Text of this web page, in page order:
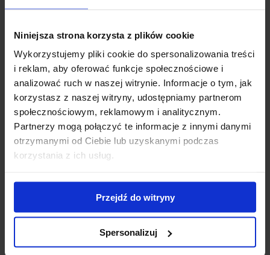
Niniejsza strona korzysta z plików cookie
Wykorzystujemy pliki cookie do spersonalizowania treści
i reklam, aby oferować funkcje społecznościowe i
analizować ruch w naszej witrynie. Informacje o tym, jak
korzystasz z naszej witryny, udostępniamy partnerom
społecznościowym, reklamowym i analitycznym.
Partnerzy mogą połączyć te informacje z innymi danymi
otrzymanymi od Ciebie lub uzyskanymi podczas
korzystania z ich usług.
Przejdź do witryny
Spersonalizuj
Szałwia omszona
'Caradonna’
18,00zł
Jeżówka 'Magnus’
zł 22,00 zł
Zakres
od
15,00 zł
22,00 zł
Dostępny
Lawenda wąskolistna
'Hidcote Compact’
Promocja!
Dostępny
Rudbekia błyskotliwa
'Goldsturm’